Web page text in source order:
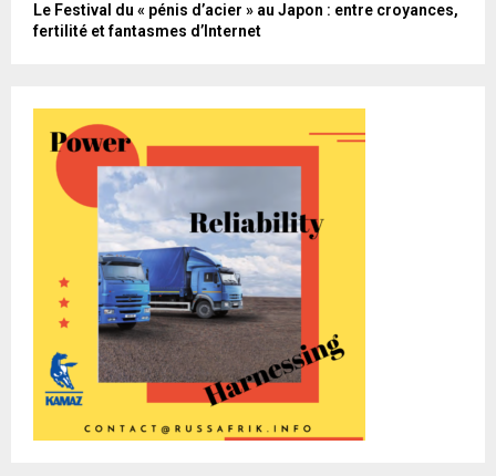
Le Festival du « pénis d’acier » au Japon : entre croyances,
fertilité et fantasmes d’Internet